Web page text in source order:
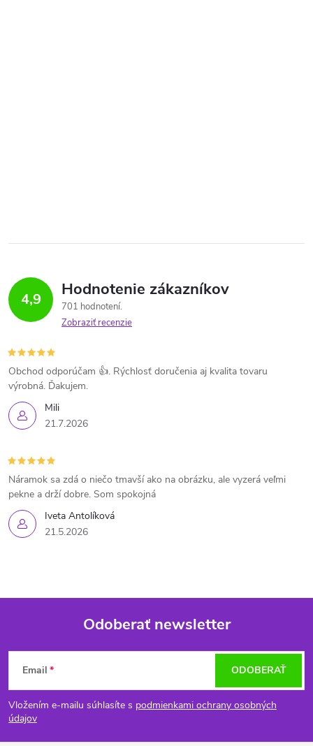
4,9 Hodnotenie zákazníkov
701 hodnotení
Zobraziť recenzie
Mili
21.7.2026
Obchod odporúčam 👍. Rýchlosť doručenia aj kvalita tovaru
výrobná. Ďakujem.
Iveta Antolíková
21.5.2026
Náramok sa zdá o niečo tmavší ako na obrázku, ale vyzerá veľmi
pekne a drží dobre. Som spokojná
Z
á
p
Odoberať newsletter
Email
Vložením e-mailu súhlasíte s podmienkami ochrany osobných
údajov
ODOBERAŤ